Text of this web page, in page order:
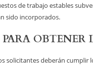
de trabajo estables
sido incorporados.
OBTENER
solicitantes deberán cumplir